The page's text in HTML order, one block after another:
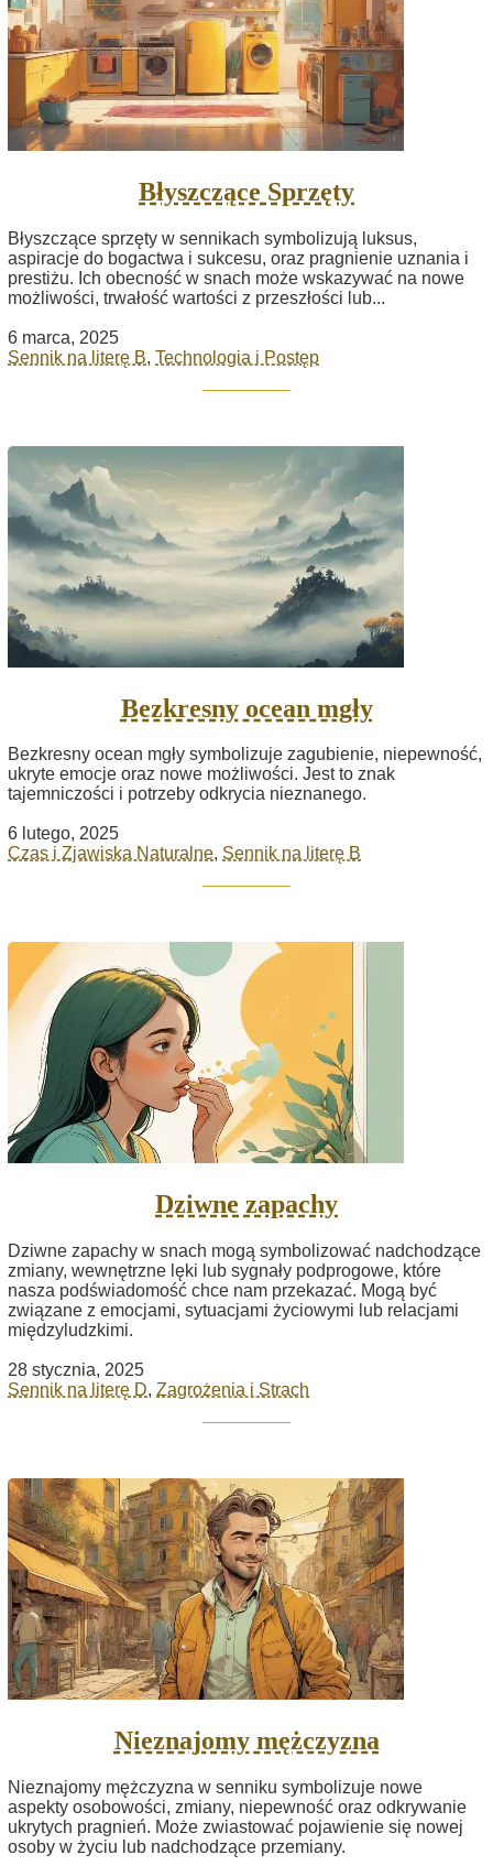
Błyszczące Sprzęty
Błyszczące sprzęty w sennikach symbolizują luksus,
aspiracje do bogactwa i sukcesu, oraz pragnienie uznania i
prestiżu. Ich obecność w snach może wskazywać na nowe
możliwości, trwałość wartości z przeszłości lub...
6 marca, 2025
Sennik na literę B, Technologia i Postęp
Bezkresny ocean mgły
Bezkresny ocean mgły symbolizuje zagubienie, niepewność,
ukryte emocje oraz nowe możliwości. Jest to znak
tajemniczości i potrzeby odkrycia nieznanego.
6 lutego, 2025
Czas i Zjawiska Naturalne, Sennik na literę B
Dziwne zapachy
Dziwne zapachy w snach mogą symbolizować nadchodzące
zmiany, wewnętrzne lęki lub sygnały podprogowe, które
nasza podświadomość chce nam przekazać. Mogą być
związane z emocjami, sytuacjami życiowymi lub relacjami
międzyludzkimi.
28 stycznia, 2025
Sennik na literę D, Zagrożenia i Strach
Nieznajomy mężczyzna
Nieznajomy mężczyzna w senniku symbolizuje nowe
aspekty osobowości, zmiany, niepewność oraz odkrywanie
ukrytych pragnień. Może zwiastować pojawienie się nowej
osoby w życiu lub nadchodzące przemiany.